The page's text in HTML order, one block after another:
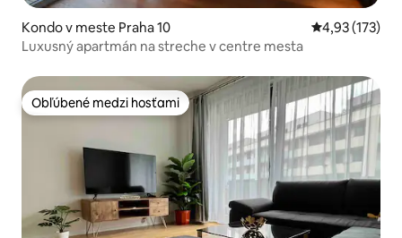
Kondo v meste Praha 10 Priemerné
4,93 (173)
Luxusný apartmán na streche v centre mesta
Obľúbené medzi hosťami
Obľúbené medzi hosťami